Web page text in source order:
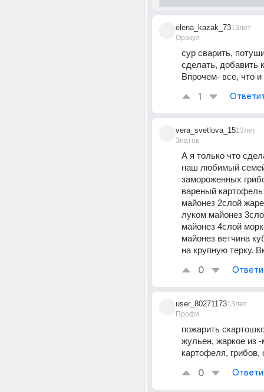
elena_kazak_73
Оракул
13лет
сур сварить,
сделать, добавить
Впрочем- все, что
1
vera_svetlova_15
Знаток
13лет
А я только что
наш любимый
замороженных
вареный картофель
майонез 2слой
луком майонез
майонез 4слой
майонез ветчина
на крупную терку.
0
user_80271173
Профи
13лет
пожарить
жульен, жаркое из
картофеля, грибов,
0